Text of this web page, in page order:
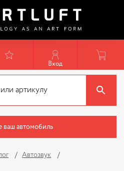
Вход
ваш автомобиль
Автозвук